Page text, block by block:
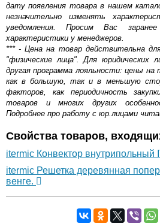
дату появления товара в нашем
незначительно изменять
уведомления. Просим Вас
характеристики у менеджеров.
*** - Цена на товар действительна
"физические лица". Для юридических
другая программа лояльности: цены
как в большую, так и в меньшую
факторов, как периодичность
товаров и многих других
Подробнее про работу с юр.лицами
Свойства товаров,
itermic Конвектор внутрипольный
itermic Решетка деревянная
венге.